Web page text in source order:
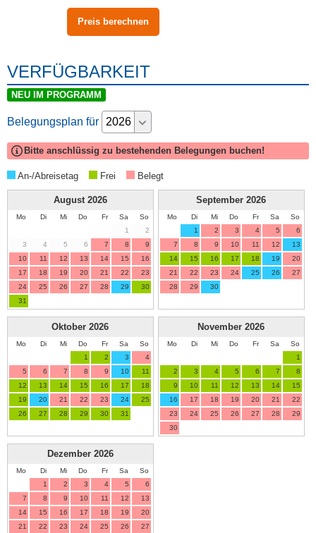
VERFÜGBARKEIT
NEU IM PROGRAMM
Belegungsplan für
Bitte anschlüssig zu bestehenden Belegungen buchen!
An-/Abreisetag Frei Belegt
August 2026
Mo Di Mi Do Fr Sa
So
1
2
3
4 5 6 7 8
9
10
11 12 13 14 15
16
17
18 19 20 21 22
23
24
25 26 27 28 29
30
31
September 2026
Mo Di Mi Do Fr Sa
So
1
2 3 4 5
6
7
8 9 10 11 12
13
14
15 16 17 18 19
20
21
22 23 24 25 26
27
28
29 30
Oktober 2026
Mo Di Mi Do Fr Sa
So
1
2 3
4
5
6 7 8 9 10
11
12
13 14 15 16 17
18
19
20 21 22 23 24
25
26
27 28 29 30 31
November 2026
Mo Di Mi Do Fr Sa
So
1
2
3 4 5 6 7
8
9
10 11 12 13 14
15
16
17 18 19 20 21
22
23
24 25 26 27 28
29
30
Dezember 2026
Mo Di Mi Do Fr Sa
So
1
2 3 4 5
6
7
8 9 10 11 12
13
14
15 16 17 18 19
20
21
22 23 24 25 26
27